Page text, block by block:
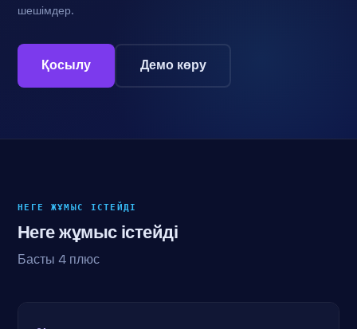
шешімдер.
Қосылу Демо көру
НЕГЕ ЖҰМЫС ІСТЕЙДІ
Неге жұмыс істейді
Басты 4 плюс